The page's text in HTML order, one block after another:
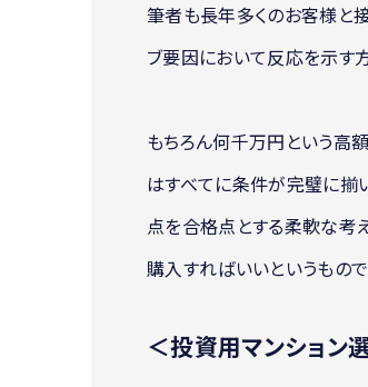
筆者も長年多くのお客様と
ブ要因において反応を示す
もちろん何千万円という高
はすべてに条件が完璧に揃
点を合格点とする柔軟な考
購入すればいいというもの
＜投資用マンション